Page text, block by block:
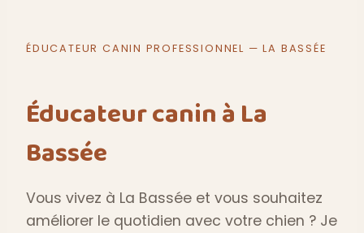
ÉDUCATEUR CANIN PROFESSIONNEL — LA BASSÉE
Éducateur canin à La
Bassée
Vous vivez à La Bassée et vous souhaitez
améliorer le quotidien avec votre chien ? Je